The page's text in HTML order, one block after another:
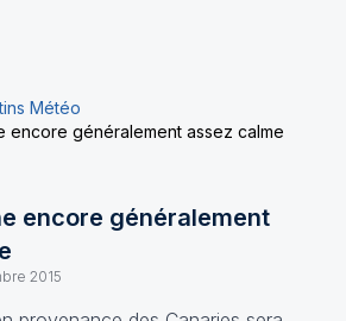
Météo
encore généralement assez calme
encore généralement
2015